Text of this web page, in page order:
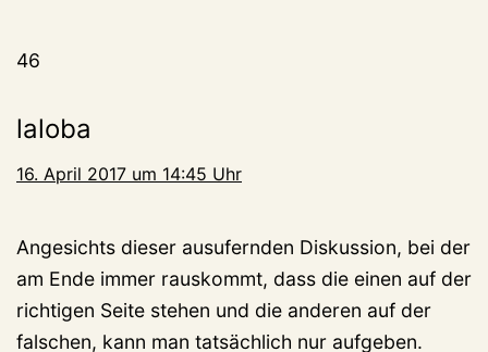
46
laloba
16. April 2017 um 14:45 Uhr
Angesichts dieser ausufernden Diskussion, bei der
am Ende immer rauskommt, dass die einen auf der
richtigen Seite stehen und die anderen auf der
falschen, kann man tatsächlich nur aufgeben.